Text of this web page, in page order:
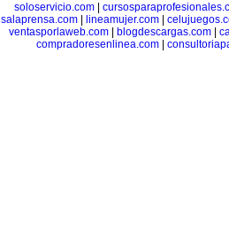
soloservicio.com|
salaprensa.com| lineamujer.com|
ventasporlaweb.com| blogdescargas.com|
compradoresenlinea.com|